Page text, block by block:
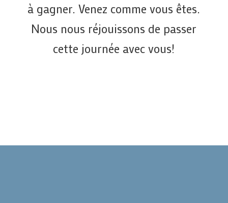
à gagner. Venez comme vous êtes.
Nous nous réjouissons de passer
cette journée avec vous!